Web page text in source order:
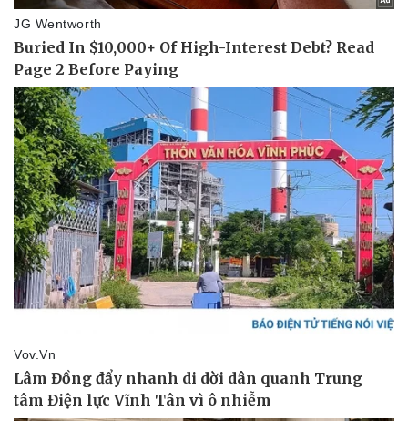
Pháp luật
Vụ án
Tin nóng
Tư vấn luật
Quân sự - Quốc phòng
Vũ khí
Việt Nam
Phân tích